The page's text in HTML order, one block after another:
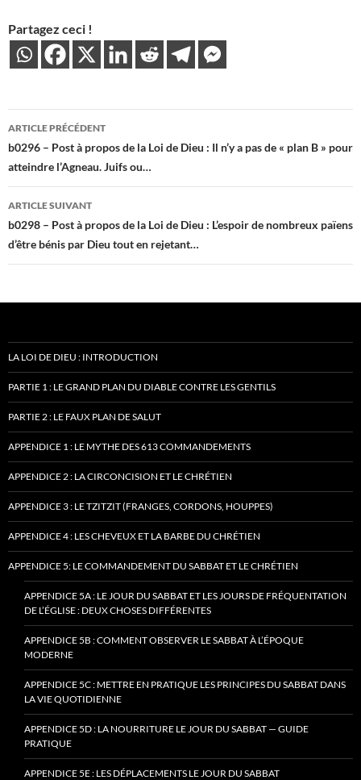
Partagez ceci !
Navigation
des
articles
ARTICLE PRÉCÉDENT
b0296 – Post à propos de la Loi de Dieu : Il n’y a pas de « plan B » pour
atteindre l’Agneau. Juifs ou…
ARTICLE SUIVANT
b0298 – Post à propos de la Loi de Dieu : L’espoir de nombreux païens
d’être bénis par Dieu tout en rejetant…
LA LOI DE DIEU : INTRODUCTION
PARTIE 1 : LE GRAND PLAN DU DIABLE CONTRE LES GENTILS
PARTIE 2 : LE FAUX PLAN DE SALUT
APPENDICE 1 : LE MYTHE DES 613 COMMANDEMENTS
APPENDICE 2 : LA CIRCONCISION ET LE CHRÉTIEN
APPENDICE 3 : LE TZITZIT (FRANGES, CORDONS, HOUPPES)
APPENDICE 4 : LES CHEVEUX ET LA BARBE DU CHRÉTIEN
APPENDICE 5: LE COMMANDEMENT DU SABBAT ET LE CHRÉTIEN
APPENDICE 5A : LE JOUR DU SABBAT ET LES JOURS DE FRÉQUENTATION
DE L’ÉGLISE : DEUX CHOSES DIFFÉRENTES
APPENDICE 5B : COMMENT OBSERVER LE SABBAT À L’ÉPOQUE
MODERNE
APPENDICE 5C : METTRE EN PRATIQUE LES PRINCIPES DU SABBAT DANS
LA VIE QUOTIDIENNE
APPENDICE 5D : LA NOURRITURE LE JOUR DU SABBAT — GUIDE
PRATIQUE
APPENDICE 5E : LES DÉPLACEMENTS LE JOUR DU SABBAT